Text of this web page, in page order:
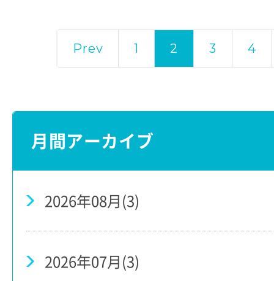
Prev 1 2 3 4
月間アーカイブ
2026年08月(3)
2026年07月(3)